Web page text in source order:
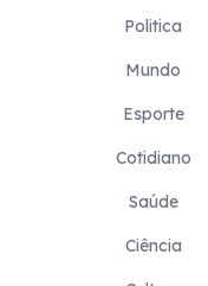
Politica
Mundo
Esporte
Cotidiano
Saúde
Ciência